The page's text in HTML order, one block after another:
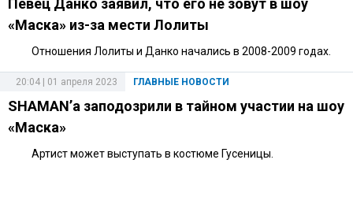
Певец Данко заявил, что его не зовут в шоу
«Маска» из-за мести Лолиты
Отношения Лолиты и Данко начались в 2008-2009 годах.
ГЛАВНЫЕ НОВОСТИ
20:04 | 01 апреля 2023
SHAMAN’а заподозрили в тайном участии на шоу
«Маска»
Артист может выступать в костюме Гусеницы.